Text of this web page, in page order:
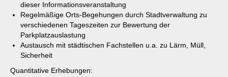
dieser Informationsveranstaltung
Regelmäßige Orts-Begehungen durch Stadtverwaltung zu
verschiedenen Tageszeiten zur Bewertung der
Parkplatzauslastung
Austausch mit städtischen Fachstellen u.a. zu Lärm, Müll,
Sicherheit
Quantitative Erhebungen: